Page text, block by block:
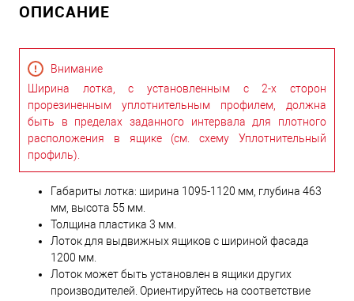
ОПИСАНИЕ
Внимание
Ширина лотка, с установленным с 2-х сторон
прорезиненным уплотнительным профилем, должна
быть в пределах заданного интервала для плотного
расположения в ящике (см. схему Уплотнительный
профиль).
Габариты лотка: ширина 1095-1120 мм, глубина 463
мм, высота 55 мм.
Толщина пластика 3 мм.
Лоток для выдвижных ящиков с шириной фасада
1200 мм.
Лоток может быть установлен в ящики других
производителей. Ориентируйтесь на соответствие